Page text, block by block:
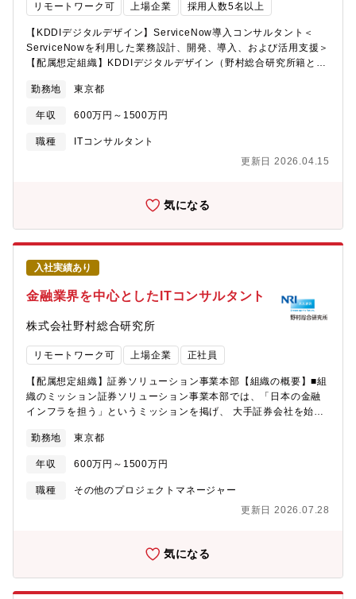
ント＞ヒト、モノ、カネ、リスク、データといった多角的な観点
ル・情報システム部門運営の支援をしています。■業務内容一例・
情報戦略/IT戦略/デジタル戦略の策定・実行支援・DX推進/IT運営
機能・組織（情報子会社を含む）の変革支援・デジタル人材戦略
立案・育成計画・実行支援・デジタル/IT投資・コスト管理手法の
トコンサルティング＞企業や官公庁等に対する経営戦略・事業戦
実現を支援します。国内700名、グローバルで1,100名のコンサル
ティング本部のコンサルタントとも連携しながら、異なる専門性
ライアントの事業分析、経営・事業部門長に対する戦略・アクシ
クスを活用し、新しいビジネスモデルの構築支援、オペレーショ
ジネスとIT/デジタル技術の両方の知見をバランスよく備え、お客
さまの課題の本質を捉えて、その解決に向けた検討をリードして
いただくことを期待しています。お客さまの事業環境は大きな変
しい状況にあります。これまでの業界・領域での豊富な経験を活
をも恐れない姿勢で、お客さまの期待に熱意をもって応えて頂く
ことを期待しています。関西システムコンサルティング部(配属想
定組織)では、お客さまのニーズに応じ、特定の領域に特化しない
幅広いサービスを提供しており、お客さま経営層（CDO/CIO）と
るビジネス】関西の製造・サービス業を中心に、社会課題など
クトに対し、開発PMではなく、お客様の立場でプロジェクトマネ
ジメント、さらにはITマネジメントに関連する業務に携わってい
リモートワーク可 上場企業 採用人数5名以上
【KDDIデジタルデザイン】ServiceNow導入コンサルタント＜
ServiceNowを利用した業務設計、開発、導入、および活用支援＞
【配属想定組織】KDDIデジタルデザイン（野村総合研究所籍とし
は、2017年12月に、KDDIとNRIの合弁会社（出資比率：
KDDI51％ NRI49％）として設立されました。同社はKDDIがネッ
トワークサービスを提供している一般の生活者から民間企業、官
公庁といった幅広い顧客基盤と、NRIのDX戦略立案から事業化検
グレーターとしての強みを掛け合わせることで、お客様のDXパー
ビス・デジタルコンタクトセンタークラウド音声基盤導入・運
用/VOC（Voice of Customer）分析ソリューション導入・運用・
CXソリューションデータ活用による CX 向上・接客高度化(変革
構想～データ分析&アジャイル開発)・CRMSalesforceを用いた要
件定義～ソリューション導入・運用・ゼロトラスト・IDaaSイン
テグレーションKDDIのゼロトラ、IDマネージャー、NRIグループ
のセキュリティソリューションのインテグレーション・マルチク
ラウドインテグレーションマルチクラウド環境の構築～構築～運
用・ハイブリッドサポート・コネクテッド自動車メーカー向けコ
ネクティッドアプリ開発【期待役割】KDXIではKDDIとNRIの両社
のシナジー効果を最大限に発揮するために、DXの得意パターン・
成功パターンを作り上げ、「型」として業種・業態を超えて横展
開していく戦略を進めています。ジョイントベンチャーとしての
更なる成長を目指して、顧客拡大を進めており、そのためにエン
ジニアの採用を強化しています。ServiceNowを活用したソリュー
で、ワンストップでサポートしています。運用、セキュリティ、
岐にわたります。それらの課題の背景などをしっかりと捉えた上
で、ServiceNowを活用し、ITSM、CSM、IRM、SecOps、SPM
自動運用、セキュリティレベル向上、品質向上の実現を総合的に
リューションコンサルタントとして顧客ニーズをヒアリング・理
解のうえで、ServiceNowの標準機能を最大限適用した業務設計、
開発、導入、および活用支援に係る下記業務をお任せします。
１、提案顧客課題・要望を伺い、背景まで理解し、ServiceNowを
勤務地 東京都
年収 600万円～1500万円
職種
ITコンサルタント
更新日 2026.04.15
気になる
入社実績あり
金融業界を中心としたITコンサルタント
株式会社野村総合研究所
リモートワーク可 上場企業 正社員
【配属想定組織】証券ソリューション事業本部【組織の概要】■組
織のミッション証券ソリューション事業本部では、「日本の金融
インフラを担う」というミッションを掲げ、 大手証券会社を始
ール証券業務向けシステムの提供から、証券会社の30社（2024年
3月末時点）が利用するホールセール証券業務向けシステムや、
リテール投資家へのアドバイスをサポートするシステムなど、証
券会社様が利用するITサービス全般を提供しています。 我が国に
らなる浸透と高い信頼性が求められており、 当事業が担う役割は
の企画にコンサル的な上流工程から関わり、要件定義、設計開
発、システムデリバリー、保守までを一気通貫で請け負う体制と
なっています。世界の大きな変化、DX化の加速の中で現在提供し
ているサービスのさらなる成長、新たなソリューションの提供、
勤務地 東京都
年収 600万円～1500万円
職種
その他のプロジェクトマネージャー
更新日 2026.07.28
気になる